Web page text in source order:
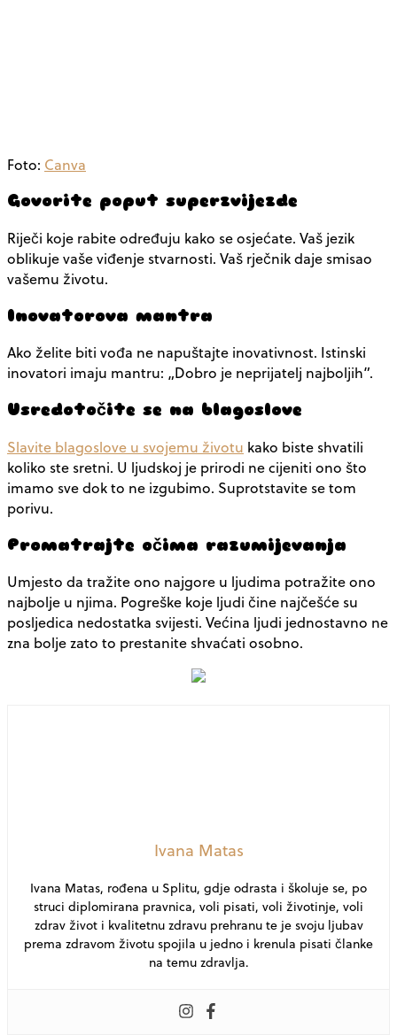
Foto: Canva
Govorite poput superzvijezde
Riječi koje rabite određuju kako se osjećate. Vaš jezik
oblikuje vaše viđenje stvarnosti. Vaš rječnik daje smisao
vašemu životu.
Inovatorova mantra
Ako želite biti vođa ne napuštajte inovativnost. Istinski
inovatori imaju mantru: „Dobro je neprijatelj najboljih”.
Usredotočite se na blagoslove
Slavite blagoslove u svojemu životu kako biste shvatili
koliko ste sretni. U ljudskoj je prirodi ne cijeniti ono što
imamo sve dok to ne izgubimo. Suprotstavite se tom
porivu.
Promatrajte očima razumijevanja
Umjesto da tražite ono najgore u ljudima potražite ono
najbolje u njima. Pogreške koje ljudi čine najčešće su
posljedica nedostatka svijesti. Većina ljudi jednostavno ne
zna bolje zato to prestanite shvaćati osobno.
Ivana Matas
Ivana Matas, rođena u Splitu, gdje odrasta i školuje se, po
struci diplomirana pravnica, voli pisati, voli životinje, voli
zdrav život i kvalitetnu zdravu prehranu te je svoju ljubav
prema zdravom životu spojila u jedno i krenula pisati članke
na temu zdravlja.